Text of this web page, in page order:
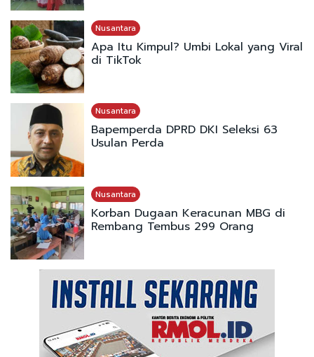
Nusantara
Apa Itu Kimpul? Umbi Lokal yang Viral
di TikTok
Nusantara
Bapemperda DPRD DKI Seleksi 63
Usulan Perda
Nusantara
Korban Dugaan Keracunan MBG di
Rembang Tembus 299 Orang